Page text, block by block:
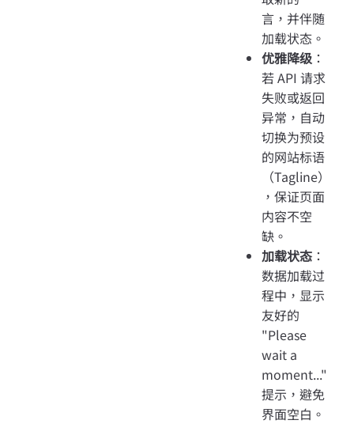
言，并伴随
加载状态。
优雅降级 ：
若 API 请求
失败或返回
异常，自动
切换为预设
的网站标语
（Tagline）
，保证页面
内容不空
缺。
加载状态 ：
数据加载过
程中，显示
友好的
"Please
wait a
moment..."
提示，避免
界面空白。